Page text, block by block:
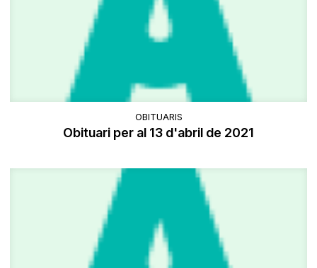
OBITUARIS
Obituari per al 13 d'abril de 2021